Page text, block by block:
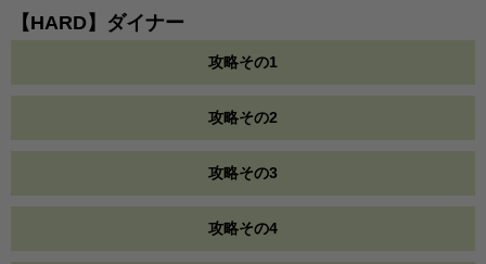
【HARD】ダイナー
攻略その1
攻略その2
攻略その3
攻略その4